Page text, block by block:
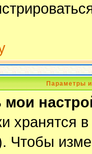
Параметры
мои
хранятся
Чтобы